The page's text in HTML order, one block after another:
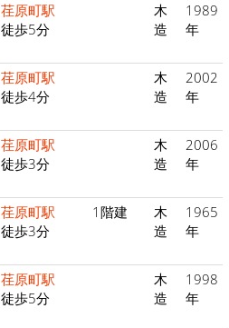
荏原町駅
徒歩5分
木
造
1989
年
荏原町駅
徒歩4分
木
造
2002
年
荏原町駅
徒歩3分
木
造
2006
年
荏原町駅
徒歩3分
1階建
木
造
1965
年
荏原町駅
徒歩5分
木
造
1998
年